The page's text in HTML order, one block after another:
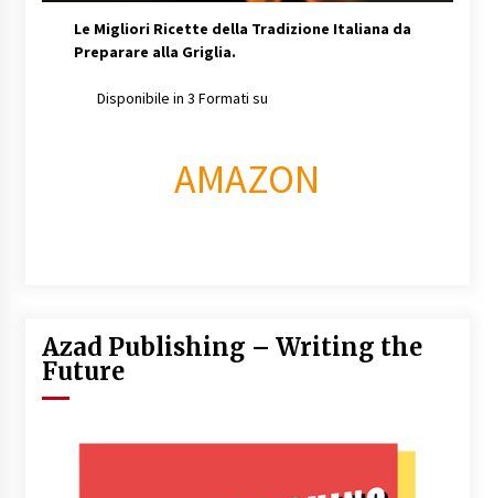
Le Migliori Ricette della Tradizione Italiana da
Preparare alla Griglia.
Disponibile in 3 Formati su
AMAZON
Azad Publishing – Writing the
Future